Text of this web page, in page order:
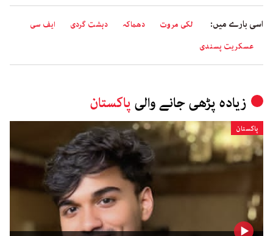
اسی بارے میں: لکی مروت دھماکہ دہشت گردی
ایف سی
عسکریت پسندی
زیادہ پڑھی جانے والی پاکستان
پاکستان